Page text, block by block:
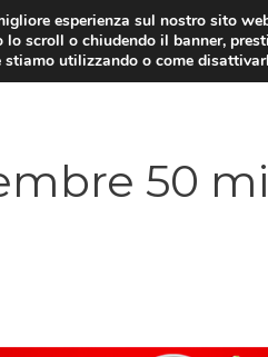
50
esperienza sul nostro sito
scroll o chiudendo il banner,
stiamo utilizzando o come